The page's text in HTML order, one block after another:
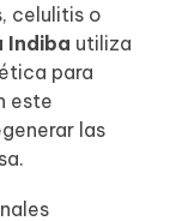
celulitis o
Indiba utiliza
para
este
las